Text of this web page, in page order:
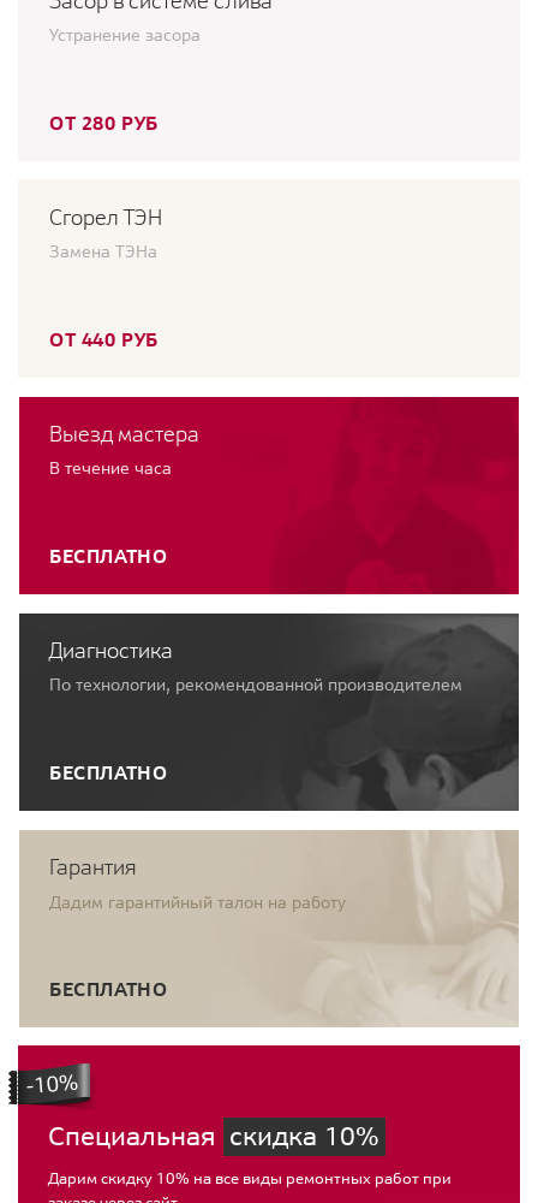
Устранение засора
ОТ 280 РУБ
Сгорел ТЭН
Замена ТЭНа
ОТ 440 РУБ
Выезд мастера
В течение часа
БЕСПЛАТНО
Диагностика
По технологии, рекомендованной производителем
БЕСПЛАТНО
Гарантия
Дадим гарантийный талон на работу
БЕСПЛАТНО
Специальная скидка 10%
Дарим скидку 10% на все виды ремонтных работ при